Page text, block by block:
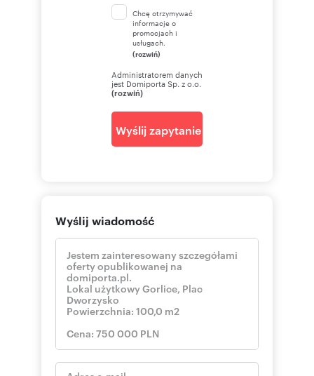
Chcę otrzymywać
informacje o
promocjach i
usługach.
(rozwiń)
Administratorem danych
jest Domiporta Sp. z o.o.
(rozwiń)
Wyślij zapytanie
Wyślij wiadomość